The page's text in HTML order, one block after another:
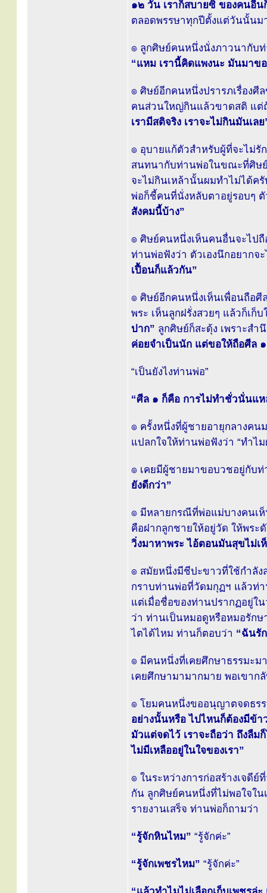
๑๒ วัน เราก็สบายซิ ของคนอื่น
ตลอดพรรษาทุกปีตั้งแต่วันนั้น
๏ ลูกศิษย์คนหนึ่งนั่งภาวนากับ
“แหม เรานี้คิดแพงนะ มันมาขอ
๏ ศิษย์อีกคนหนึ่งปรารภเรื่องศี
คนส่วนใหญ่กินแล้วขาดสติ แต่
เรามีสติจริง เราจะไม่กินมันเลย
๏ อุบายแก้ตัวสำหรับผู้ที่จะไม่
สนทนากับท่านพ่อในขณะที่ศิษ
จะไม่กินเหล้านั้นผมทำไม่ได้ค
พ่อก็ชี้คนที่นั่งหลับตาอยู่รอบๆ
สังคมนี้บ้าง”
๏ ศิษย์คนหนึ่งเห็นคนอื่นจะไป
ท่านพ่อฟังว่า ตัวเองนึกอยาก
เปื้อนก็แล้วกัน”
๏ ศิษย์อีกคนหนึ่งเห็นเพื่อนถือศี
พระ เห็นลูกฝรั่งสวยๆ แล้วก็เ
ปาก” ลูกศิษย์ก็สะดุ้ง เพราะส
ค่อยจำเป็นนัก แต่ขอให้ถือศีล
“เป็นยังไงท่านพ่อ”
“ศีล ๑ ก็คือ การไม่ทำชั่วนั่นแ
๏ ครั้งหนึ่งที่ผู้ชายอายุกลางคน
แปลกใจให้ท่านพ่อฟังว่า “ทำไ
๏ เคยมีผู้ชายมาขอบวชอยู่กับ
ยังดีกว่า”
๏ มีหลายกรณีที่พ่อแม่บางคนเห็
คือฝากลูกชายให้อยู่วัด ให้พระ
วิ่งมาหาพระ ไอ้ตอนมันสุขไม่เ
๏ สมัยหนึ่งมีชีปะขาวที่ใช้กำลัง
กราบท่านพ่อที่วัดมกุฏฯ แล้วท่
แต่เมื่อชื่อของท่านปรากฏอยู่ใ
ว่า ท่านเป็นหมอดูหรือหมอรัก
ไตได้ไหม ท่านก็ตอบว่า “ฉันรั
๏ มีคนหนึ่งที่เคยศึกษาธรรมะม
เคยศึกษามามากมาย พอเขาก
๏ โยมคนหนึ่งขออนุญาตจดธร
อย่างนั้นหรือ ไปไหนก็ต้องมีข้
มัวแต่จดไว้ เราจะถือว่า ถึงลืม
ไม่มีเหลืออยู่ในใจของเรา”
๏ ในระหว่างการก่อสร้างเจดี
กัน ลูกศิษย์คนหนึ่งที่ไม่พอใจใ
รายงานเสร็จ ท่านพ่อก็ถามว่า
“รู้จักหินไหม” “รู้จักค่ะ”
“รู้จักเพชรไหม” “รู้จักค่ะ”